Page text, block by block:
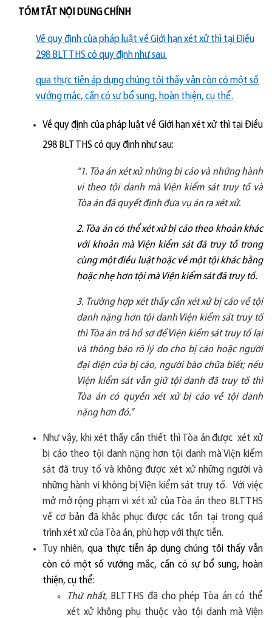
TÓM TẮT NỘI DUNG CHÍNH
Về quy định của pháp luật về Giới hạn xét xử thì tại Điều
298 BLTTHS có quy định như sau.
qua thực tiễn áp dụng chúng tôi thấy vẫn còn có một số
vướng mắc, cần có sự bổ sung, hoàn thiện, cụ thể.
Về quy định của pháp luật về Giới hạn xét xử thì tại Điều
298 BLTTHS có quy định như sau:
“1. Tòa án xét xử những bị cáo và những hành
vi theo tội danh mà Viện kiểm sát truy tố và
Tòa án đã quyết định đưa vụ án ra xét xử.
2. Tòa án có thể xét xử bị cáo theo khoản khác
với khoản mà Viện kiểm sát đã truy tố trong
cùng một điều luật hoặc về một tội khác bằng
hoặc nhẹ hơn tội mà Viện kiểm sát đã truy tố.
3. Trường hợp xét thấy cần xét xửbịcáo vềtội
danh nặng hơn tội danh Viện kiểm sát truy tố
thì Tòa án trả hồ sơ để Viện kiểm sát truy tố lại
và thông báo rõ lý do cho bị cáo hoặc người
đại diện của bị cáo, người bào chữa biết; nếu
Viện kiểm sát vẫn giữ tội danh đã truy tố thì
Tòa án có quyền xét xử bị cáo về tội danh
nặng hơn đó.”
Như vậy, khi xét thấy cần thiết thì Tòa án được xét xử
bị cáo theo tội danh nặng hơn tội danh mà Viện kiểm
sát đã truy tô ́ và không được xét xư ̉ những người và
những hành vi không bị Viện kiểm sát truy tố. Với việc
mở mởrộng phạm vi xét xử của Tòa án theo BLTTHS
về cơ bản đã khắc phục được các tồn tại trong quá
trình xét xửcủa Tòaán, phù hợp với thực tiễn.
Tuy nhiên,qua thực tiễn áp dụng chúng tôi thấy vẫn
còn có một số vướng mắc, cần có sự bổ sung, hoàn
thiện, cụ thể:
Thứ nhất, BLTTHS đã cho phép Tòa án có thể
xét xử không phụ thuộc vào tội danh mà Viện